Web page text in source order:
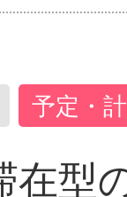
予定・
在型